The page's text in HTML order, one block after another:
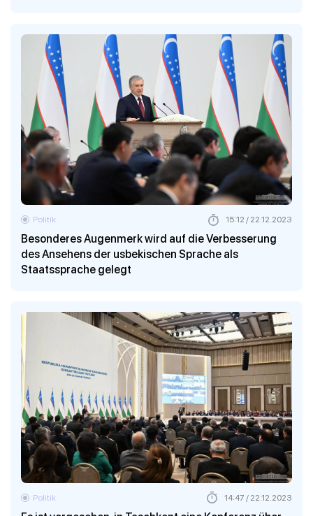
Besonderes Augenmerk wird auf die Verbesserung
des Ansehens der usbekischen Sprache als
Staatssprache gelegt
Politik 15:12 / 22.12.2023
Politik 14:47 / 22.12.2023